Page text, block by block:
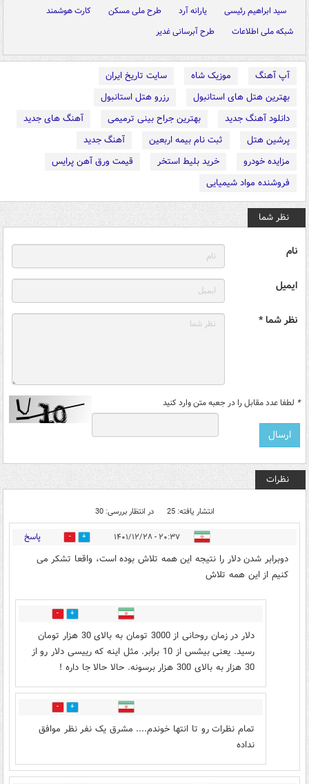
سید ابراهیم رئیسی یارانه آرد طرح ملی مسکن
کارت هوشمند
شبکه ملی اطلاعات
طرح آبرسانی غدیر
آپ آهنگ موزیک شاه
سایت تاریخ ایران
بهترین هتل های استانبول
رزرو هتل استانبول
دانلود آهنگ جدید
بهترین جراح بینی ترمیمی
آهنگ های جدید
پرشین هتل
ثبت نام بیمه اربعین
آهنگ جدید
مزایده خودرو
خرید بلیط استخر
قیمت ورق آهن پرایس
فروشنده مواد شیمیایی
نظر شما
نام
ایمیل
نظر شما *
* لطفا عدد مقابل را در جعبه متن وارد کنید
نظرات
انتشار یافته: 25 در انتظار بررسی: 30
۲۰:۳۷ - ۱۴۰۱/۱۲/۲۸ 15 پاسخ
دوبرابر شدن دلار را نتیجه این همه تلاش بوده است، واقعا تشکر می
کنیم از این همه تلاش
4
دلار در زمان روحانی از 3000 تومان به بالای 30 هزار تومان
رسید. یعنی بیشس از 10 برابر. مثل اینه که رییسی دلار رو از
30 هزار به بالای 300 هزار برسونه. حالا حالا جا داره !
7
تمام نظرات رو تا انتها خوندم.... مشرق یک نفر نظر موافق
نداده